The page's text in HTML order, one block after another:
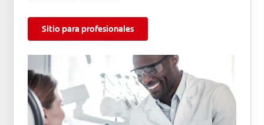
Sitio para profesionales